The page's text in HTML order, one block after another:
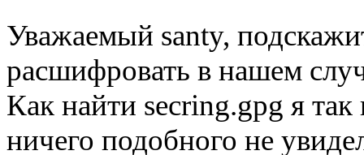
Уважаемый santy,
расшифровать в нашем
Как найти secring.gpg я
ничего подобного не